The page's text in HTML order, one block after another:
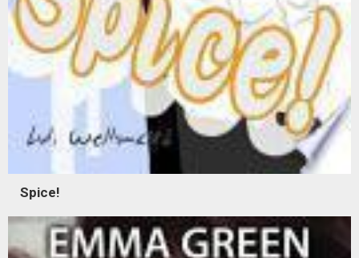
Spice!